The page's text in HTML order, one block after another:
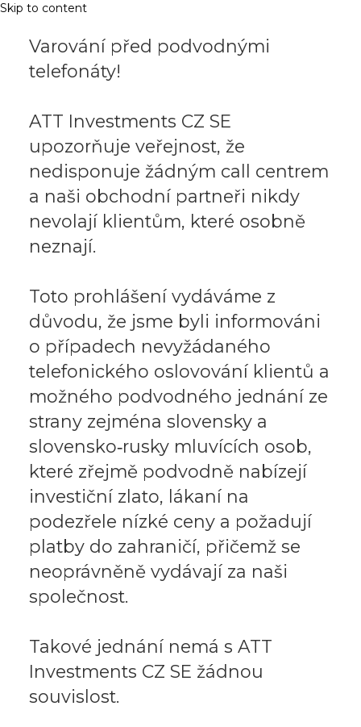
Skip to content
Varování před podvodnými
telefonáty!
ATT Investments CZ SE
upozorňuje veřejnost, že
nedisponuje žádným call centrem
a naši obchodní partneři nikdy
nevolají klientům, které osobně
neznají.
Toto prohlášení vydáváme z
důvodu, že jsme byli informováni
o případech nevyžádaného
telefonického oslovování klientů a
možného podvodného jednání ze
strany zejména slovensky a
slovensko‑rusky mluvících osob,
které zřejmě podvodně nabízejí
investiční zlato, lákaní na
podezřele nízké ceny a požadují
platby do zahraničí, přičemž se
neoprávněně vydávají za naši
společnost.
Takové jednání nemá s ATT
Investments CZ SE žádnou
souvislost.